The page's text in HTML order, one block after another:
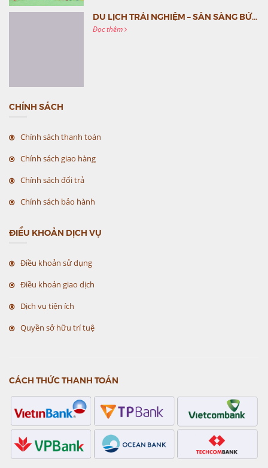
DU LỊCH TRẢI NGHIỆM – SẴN SÀNG BỨT PHÁ CÙNG MC VIỆT NAM
Đọc thêm
CHÍNH SÁCH
Chính sách thanh toán
Chính sách giao hàng
Chính sách đổi trả
Chính sách bảo hành
ĐIỀU KHOẢN DỊCH VỤ
Điều khoản sử dụng
Điều khoản giao dịch
Dịch vụ tiện ích
Quyền sở hữu trí tuệ
CÁCH THỨC THANH TOÁN